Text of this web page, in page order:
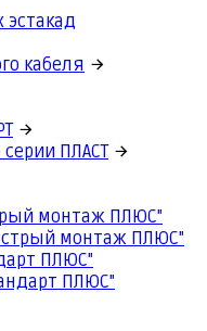
кабеля
ПЛАСТ
монтаж ПЛЮС"
монтаж ПЛЮС"
ПЛЮС"
ПЛЮС"